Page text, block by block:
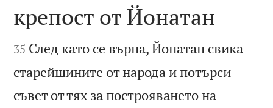

крепост от Йонатан

35 След като се върна, Йонатан свика
старейшините от народа и потърси
съвет от тях за построяването на